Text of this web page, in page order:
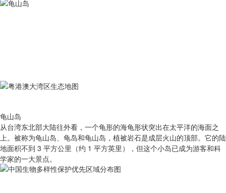
龟山岛
从台湾东北部大陆往外看，一个龟形的海龟形状突出在太平洋的海面之
上。被称为龟山岛、龟岛和龟山岛，植被岩石是成层火山的顶部。它的陆
地面积不到 3 平方公里（约 1 平方英里），但这个小岛已成为游客和科
学家的一大景点。